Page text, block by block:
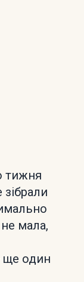
тижня
мала,
ще один